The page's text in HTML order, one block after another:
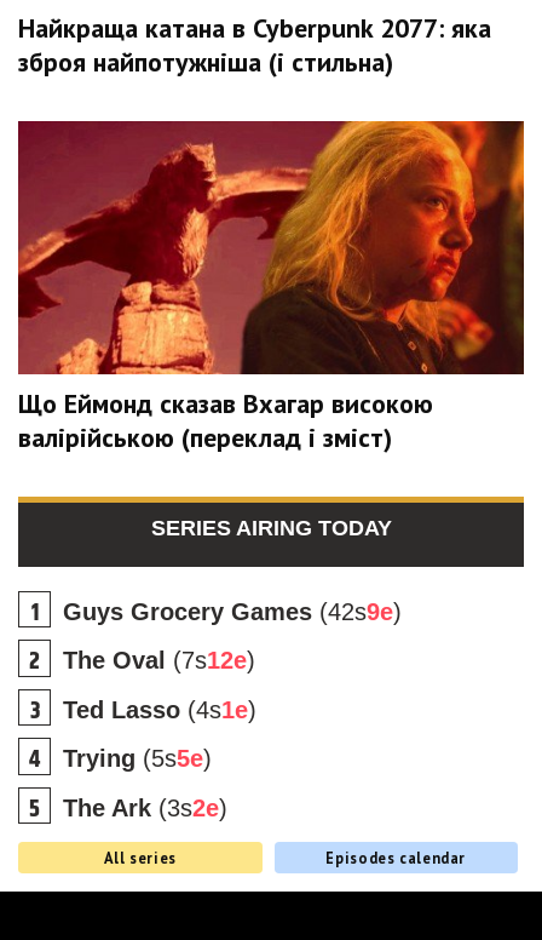
Найкраща катана в Cyberpunk 2077: яка
зброя найпотужніша (і стильна)
Що Еймонд сказав Вхагар високою
валірійською (переклад і зміст)
SERIES AIRING TODAY
Guys Grocery Games (42s9e)
The Oval (7s12e)
Ted Lasso (4s1e)
Trying (5s5e)
The Ark (3s2e)
All series Episodes calendar